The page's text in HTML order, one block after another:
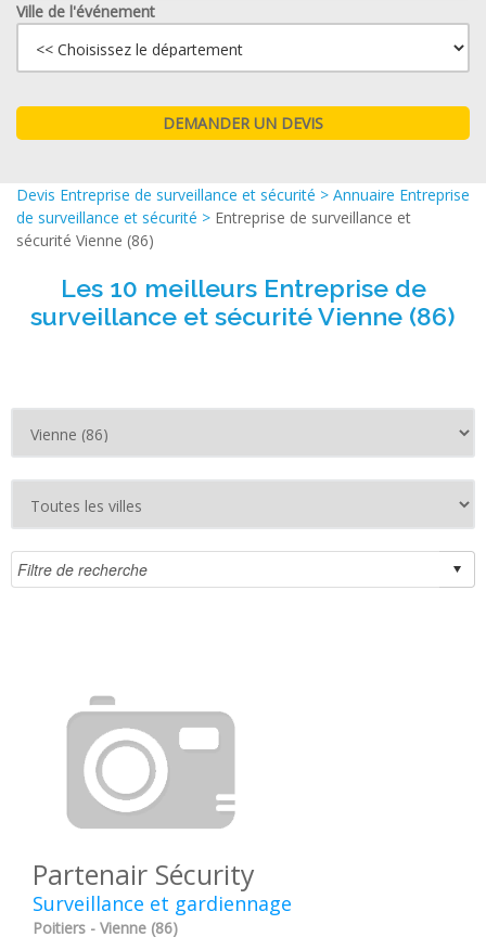
Ville de l'événement
Devis Entreprise de surveillance et sécurité > Annuaire Entreprise
de surveillance et sécurité > Entreprise de surveillance et
sécurité Vienne (86)
Les 10 meilleurs Entreprise de
surveillance et sécurité Vienne (86)
Partenair Sécurity
Surveillance et gardiennage
Poitiers - Vienne (86)